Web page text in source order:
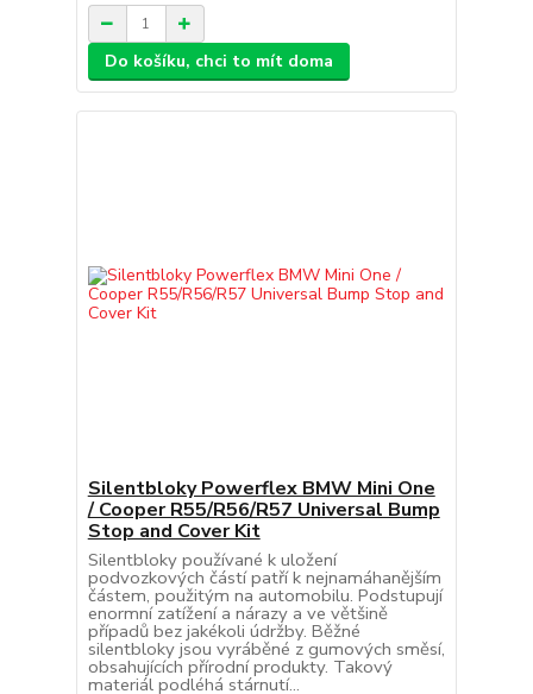
Do košíku, chci to mít doma
Silentbloky Powerflex BMW Mini One
/ Cooper R55/R56/R57 Universal Bump
Stop and Cover Kit
Silentbloky používané k uložení
podvozkových částí patří k nejnamáhanějším
částem, použitým na automobilu. Podstupují
enormní zatížení a nárazy a ve většině
případů bez jakékoli údržby. Běžné
silentbloky jsou vyráběné z gumových směsí,
obsahujících přírodní produkty. Takový
materiál podléhá stárnutí...